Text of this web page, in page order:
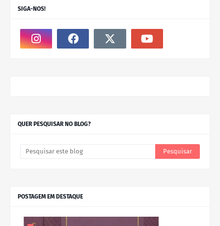
SIGA-NOS!
QUER PESQUISAR NO BLOG?
POSTAGEM EM DESTAQUE